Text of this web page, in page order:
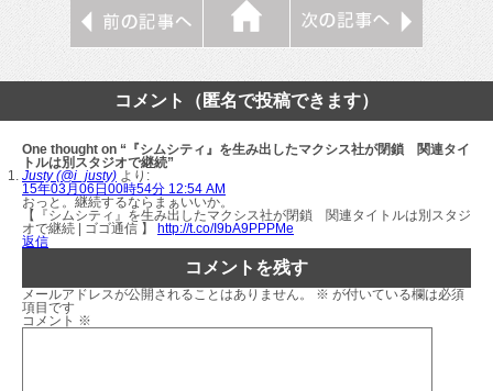
コメント（匿名で投稿できます）
One thought on “『シムシティ』を生み出したマクシス社が閉鎖 関連タイ
トルは別スタジオで継続”
Justy (@i_justy) より:
15年03月06日00時54分 12:54 AM
おっと。継続するならまぁいいか。
【『シムシティ』を生み出したマクシス社が閉鎖 関連タイトルは別スタジ
オで継続 | ゴゴ通信 】 http://t.co/I9bA9PPPMe
返信
コメントを残す
メールアドレスが公開されることはありません。 ※ が付いている欄は必須
項目です
コメント ※